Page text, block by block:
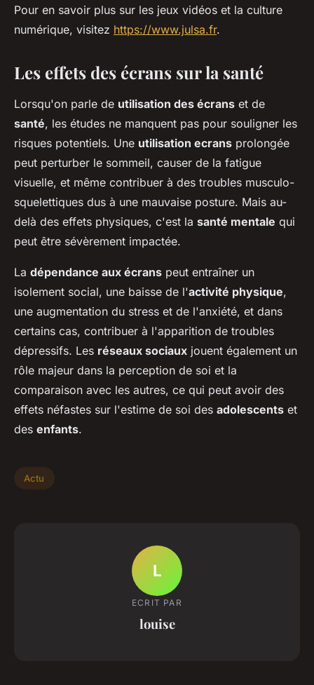
Pour en savoir plus sur les jeux vidéos et la culture
numérique, visitez https://www.julsa.fr.
Les effets des écrans sur la santé
Lorsqu'on parle de utilisation des écrans et de
santé, les études ne manquent pas pour souligner les
risques potentiels. Une utilisation ecrans prolongée
peut perturber le sommeil, causer de la fatigue
visuelle, et même contribuer à des troubles musculo-
squelettiques dus à une mauvaise posture. Mais au-
delà des effets physiques, c'est la santé mentale qui
peut être sévèrement impactée.
La dépendance aux écrans peut entraîner un
isolement social, une baisse de l'activité physique,
une augmentation du stress et de l'anxiété, et dans
certains cas, contribuer à l'apparition de troubles
dépressifs. Les réseaux sociaux jouent également un
rôle majeur dans la perception de soi et la
comparaison avec les autres, ce qui peut avoir des
effets néfastes sur l'estime de soi des adolescents et
des enfants.
Actu
L
ECRIT PAR
louise